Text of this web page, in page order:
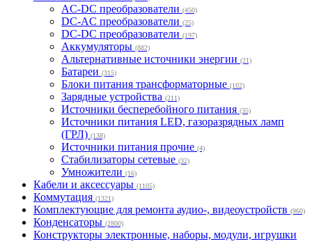
AC-DC преобразователи (450)
DC-AC преобразователи (25)
DC-DC преобразователи (197)
Аккумуляторы (882)
Альтернативные источники энергии (21)
Батареи (315)
Блоки питания трансформаторные (102)
Зарядные устройства (211)
Источники бесперебойного питания (35)
Источники питания LED, газоразрядных ламп
(ГРЛ) (138)
Источники питания прочие (4)
Стабилизаторы сетевые (32)
Умножители (16)
Кабели и аксессуары (1105)
Коммутация (1321)
Комплектующие для ремонта аудио-, видеоустройств (960)
Конденсаторы (2800)
Конструкторы электронные, наборы, модули, игрушки